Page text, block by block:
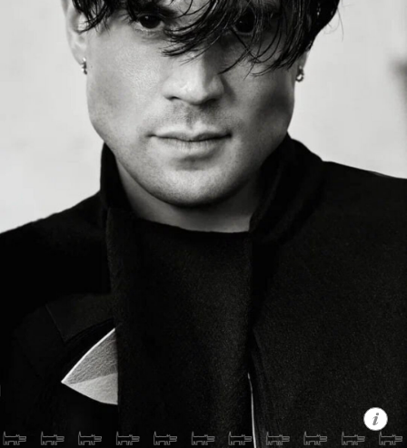
Можно. Я верующий человек.
И твою экранную мать Цапкову ты
бы простил?
С некоторой паузой, но скажу — да.
Хотя ты сама видела — это было бы
непросто: Цапкова местами просто
пугает. И тем сильнее был контраст на
площадке — открытая и обаятельная
сразу стали обниматься.